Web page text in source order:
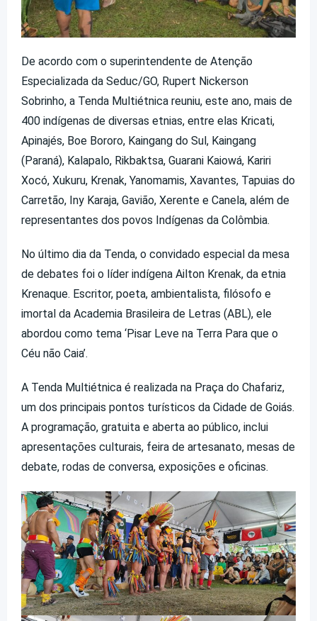
De acordo com o superintendente de Atenção
Especializada da Seduc/GO, Rupert Nickerson
Sobrinho, a Tenda Multiétnica reuniu, este ano, mais de
400 indígenas de diversas etnias, entre elas Kricati,
Apinajés, Boe Bororo, Kaingang do Sul, Kaingang
(Paraná), Kalapalo, Rikbaktsa, Guarani Kaiowá, Kariri
Xocó, Xukuru, Krenak, Yanomamis, Xavantes, Tapuias do
Carretão, Iny Karaja, Gavião, Xerente e Canela, além de
representantes dos povos Indígenas da Colômbia.
No último dia da Tenda, o convidado especial da mesa
de debates foi o líder indígena Ailton Krenak, da etnia
Krenaque. Escritor, poeta, ambientalista, filósofo e
imortal da Academia Brasileira de Letras (ABL), ele
abordou como tema ‘Pisar Leve na Terra Para que o
Céu não Caia’.
A Tenda Multiétnica é realizada na Praça do Chafariz,
um dos principais pontos turísticos da Cidade de Goiás.
A programação, gratuita e aberta ao público, inclui
apresentações culturais, feira de artesanato, mesas de
debate, rodas de conversa, exposições e oficinas.